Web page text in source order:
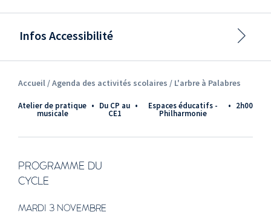
Accueil /Agenda des activités scolaires / L'arbre à Palabres
Atelier de pratique
musicale
• du CP au
CE1
• Espaces éducatifs -
Philharmonie
• 2h00
PROGRAMME DU
CYCLE
MARDI 3 NOVEMBRE
Infos Accessibilité